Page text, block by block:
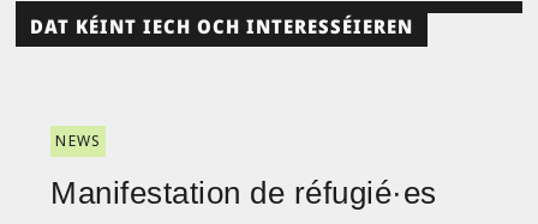
DAT KÉINT IECH OCH INTERESSÉIEREN
NEWS
Manifestation de réfugié·es